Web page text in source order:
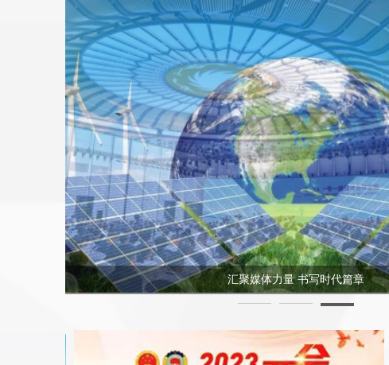
汇聚媒体力量 书写时代篇章